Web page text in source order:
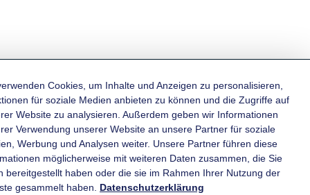
KATEGORIEN
INFORMATIONEN
Cookies, um Inhalte und Anzeigen zu personalisieren,
für soziale Medien anbieten zu können und die Zugriffe auf
Website zu analysieren. Außerdem geben wir Informationen
Verwendung unserer Website an unsere Partner für soziale
Werbung und Analysen weiter. Unsere Partner führen diese
möglicherweise mit weiteren Daten zusammen, die Sie
bereitgestellt haben oder die sie im Rahmen Ihrer Nutzung der
gesammelt haben. Datenschutzerklärung